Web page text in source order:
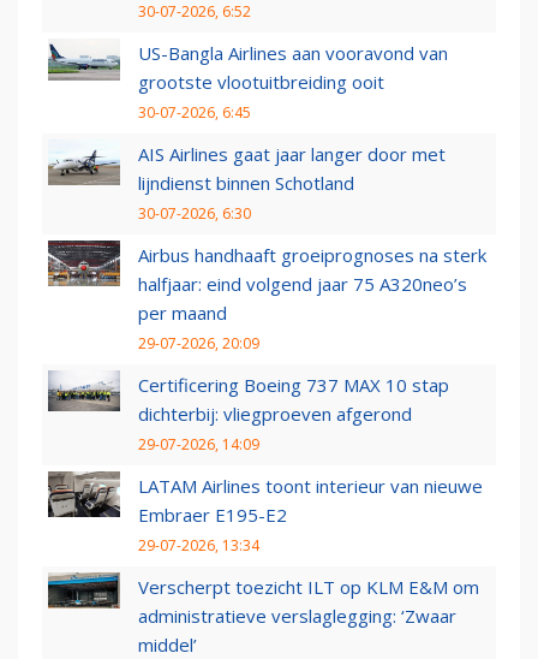
30-07-2026, 6:52
US-Bangla Airlines aan vooravond van
grootste vlootuitbreiding ooit
30-07-2026, 6:45
AIS Airlines gaat jaar langer door met
lijndienst binnen Schotland
30-07-2026, 6:30
Airbus handhaaft groeiprognoses na sterk
halfjaar: eind volgend jaar 75 A320neo’s
per maand
29-07-2026, 20:09
Certificering Boeing 737 MAX 10 stap
dichterbij: vliegproeven afgerond
29-07-2026, 14:09
LATAM Airlines toont interieur van nieuwe
Embraer E195-E2
29-07-2026, 13:34
Verscherpt toezicht ILT op KLM E&M om
administratieve verslaglegging: ‘Zwaar
middel’